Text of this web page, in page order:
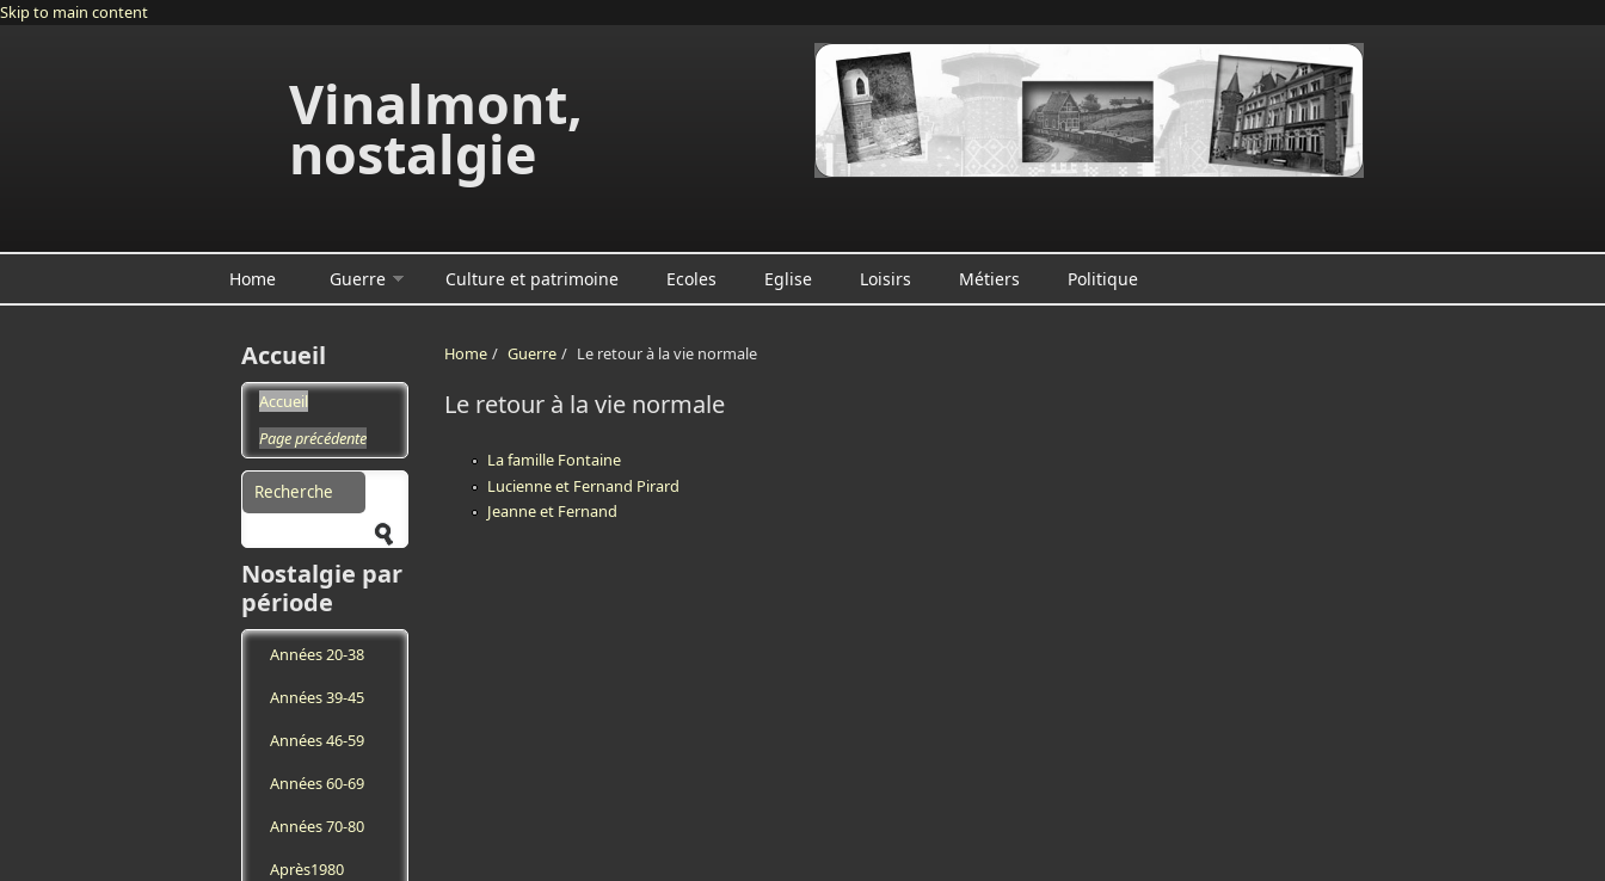
Skip to main content
Vinalmont,
nostalgie
Home Guerre Culture et patrimoine Ecoles Eglise Loisirs Métiers Politique
Accueil
Accueil
Page précédente
Search form
Nostalgie par
période
Années 20-38
Années 39-45
Années 46-59
Années 60-69
Années 70-80
Après1980
Home / Guerre / Le retour à la vie normale
Le retour à la vie normale
La famille Fontaine
Lucienne et Fernand Pirard
Jeanne et Fernand